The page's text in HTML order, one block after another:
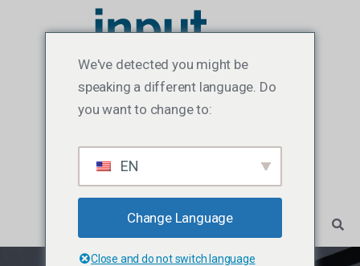
We've detected you might be
speaking a different language. Do
you want to change to:
EN
Change Language
Close and do not switch language